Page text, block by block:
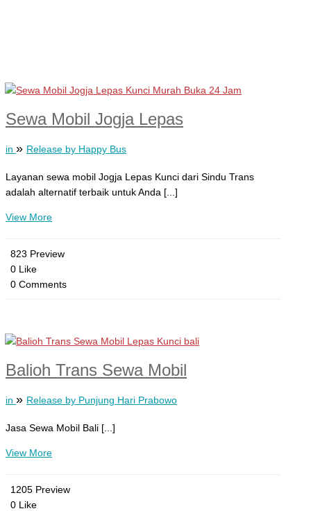
Sewa Mobil Jogja Lepas
in » Release by Happy Bus
Layanan sewa mobil Jogja Lepas Kunci dari Sindu Trans
adalah alternatif terbaik untuk Anda [...]
View More
823 Preview
0 Like
0 Comments
Balioh Trans Sewa Mobil
in » Release by Punjung Hari Prabowo
Jasa Sewa Mobil Bali [...]
View More
1205 Preview
0 Like